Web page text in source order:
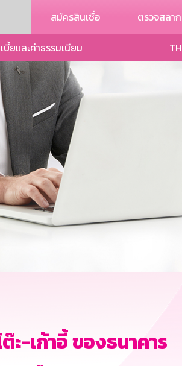
สมัครสินเชื่อ ตรวจสลาก
บี้ยและค่าธรรมเนียม TH
-เก้าอี้ ของธนาคาร